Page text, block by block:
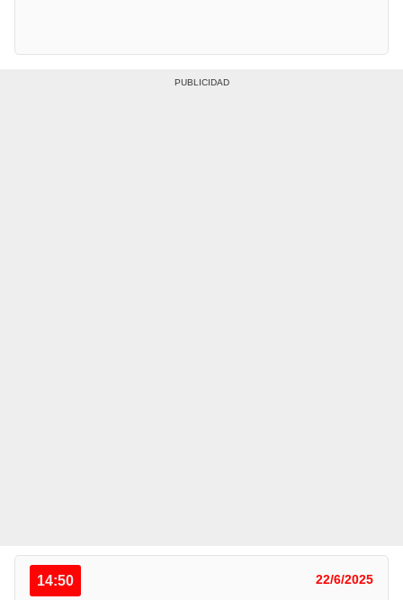
14:50 22/6/2025